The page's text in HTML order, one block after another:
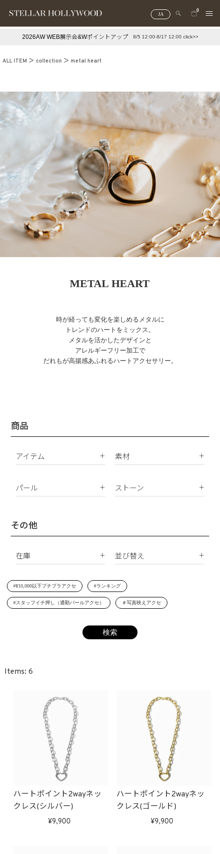
JA
0
#スタッフイチ押し（通勤パールアクセ）
2026AW WEB展示会&Wポイントアップ 8/5 12:00-8/17 12:00 click>>
ALL ITEM collection metal heart
METAL HEART
時が経っても変化を楽しめるメタルに
トレンドのハートをミックス。
メタルを活かしたデザインと
アレルギーフリー加工で
だれもが高揚感あふれるハートアクセサリー。
商品
アイテム
イヤリング
ネックレス
リング
イニシャル
素材
K10
サージカルステンレス
パール
南洋真珠
シェルパール
ストーン
ジルコニア
その他
在庫
在庫あり
受注生産
並び替え
価格が安い順
価格が高い順
レビュー順
#¥10,000以下プチプラアクセ #ランキング
#スタッフイチ押し（通勤パールアクセ） ＃写真映えアクセ
6
ハートポイント2wayネッ
クレス(シルバー)
9,900
ハートポイント2wayネッ
クレス(ゴールド)
9,900